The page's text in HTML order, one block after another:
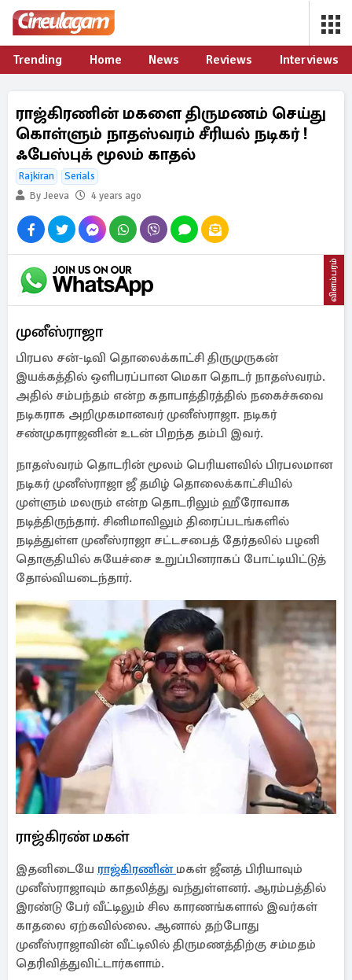
Trending Home News Reviews Interviews
ராஜ்கிரணின் மகளை திருமணம் செய்து
கொள்ளும் நாதஸ்வரம் சீரியல் நடிகர் !
ஃபேஸ்புக் மூலம் காதல்
Rajkiran
Serials
By Jeeva
4 years ago
விளம்பரம்
முனீஸ்ராஜா
பிரபல சன்-டிவி தொலைக்காட்சி திருமுருகன்
இயக்கத்தில் ஒளிபரப்பான மெகா தொடர் நாதஸ்வரம்.
அதில் சம்பந்தம் என்ற கதாபாத்திரத்தில் நகைச்சுவை
நடிகராக அறிமுகமானவர் முனீஸ்ராஜா. நடிகர்
சண்முகராஜனின் உடன் பிறந்த தம்பி இவர்.
நாதஸ்வரம் தொடரின் மூலம் பெரியளவில் பிரபலமான
நடிகர் முனீஸ்ராஜா ஜீ தமிழ் தொலைக்காட்சியில்
முள்ளும் மலரும் என்ற தொடரிலும் ஹீரோவாக
நடித்திருந்தார். சினிமாவிலும் திரைப்படங்களில்
நடித்துள்ள முனீஸ்ராஜா சட்டசபைத் தேர்தலில் பழனி
தொகுதியில் சுயேச்சை உறுப்பினராகப் போட்டியிட்டுத்
தோல்வியடைந்தார்.
ராஜ்கிரண் மகள்
இதனிடையே ராஜ்கிரணின் மகள் ஜீனத் பிரியாவும்
முனீஸ்ராஜாவும் காதலித்து வந்துள்ளனர். ஆரம்பத்தில்
இரண்டு பேர் வீட்டிலும் சில காரணங்களால் இவர்கள்
காதலை ஏற்கவில்லை. ஆனால் தற்போது
முனீஸ்ராஜாவின் வீட்டிலில் திருமணத்திற்கு சம்மதம்
தெரிவித்துவிட்டார்களாம்.